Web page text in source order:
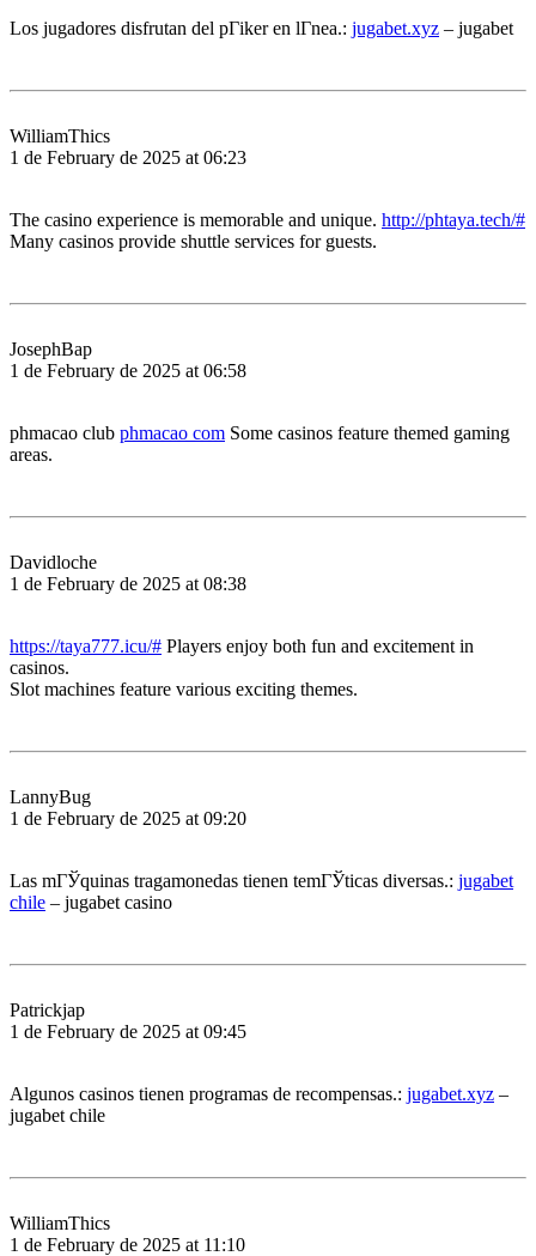
Los jugadores disfrutan del pГіker en lГ­nea.: jugabet.xyz – jugabet
WilliamThics
1 de February de 2025 at 06:23
The casino experience is memorable and unique. http://phtaya.tech/#
Many casinos provide shuttle services for guests.
JosephBap
1 de February de 2025 at 06:58
phmacao club phmacao com Some casinos feature themed gaming
areas.
Davidloche
1 de February de 2025 at 08:38
https://taya777.icu/# Players enjoy both fun and excitement in
casinos.
Slot machines feature various exciting themes.
LannyBug
1 de February de 2025 at 09:20
Las mГЎquinas tragamonedas tienen temГЎticas diversas.: jugabet
chile – jugabet casino
Patrickjap
1 de February de 2025 at 09:45
Algunos casinos tienen programas de recompensas.: jugabet.xyz –
jugabet chile
WilliamThics
1 de February de 2025 at 11:10